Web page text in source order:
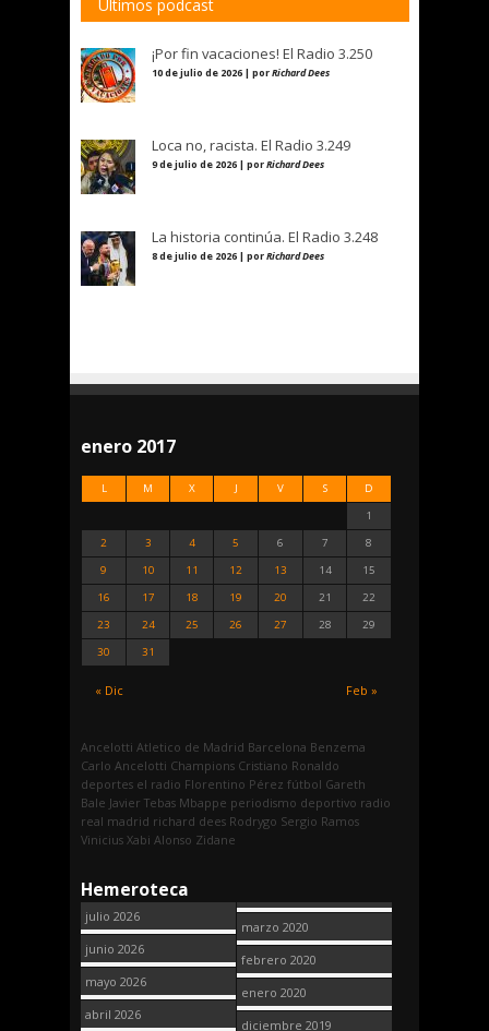
Últimos podcast
¡Por fin vacaciones! El Radio 3.250
10 de julio de 2026 | porRichard Dees
Loca no, racista. El Radio 3.249
9 de julio de 2026 | porRichard Dees
La historia continúa. El Radio 3.248
8 de julio de 2026 | porRichard Dees
enero 2017
L M X J V S D
« Dic Feb »
1
2
3 4 5 6 7
8
9
10 11 12 13 14
15
16
17 18 19 20 21
22
23
24 25 26 27 28
29
30
31
Ancelotti Atletico de Madrid Barcelona Benzema
Carlo Ancelotti Champions Cristiano Ronaldo
deportes el radio Florentino Pérez fútbol Gareth
Bale Javier Tebas Mbappe periodismo deportivo radio
real madrid richard dees Rodrygo Sergio Ramos
Vinicius Xabi Alonso Zidane
Hemeroteca
julio 2026
junio 2026
mayo 2026
abril 2026
marzo 2020
febrero 2020
enero 2020
diciembre 2019